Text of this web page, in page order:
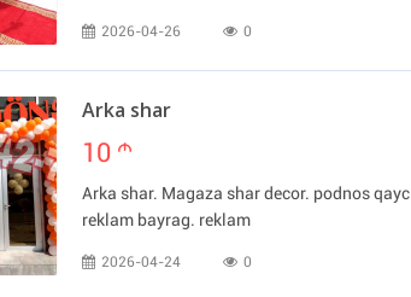
2026-04-26 0
Arka shar
10 m
Arka shar. Magaza shar decor. podnos
reklam bayrag. reklam
2026-04-24 0